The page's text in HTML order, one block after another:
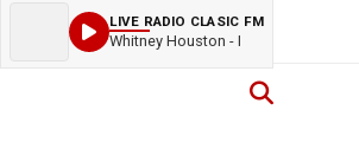
LIVE RADIO CLASIC FM
Whitney Houston - I